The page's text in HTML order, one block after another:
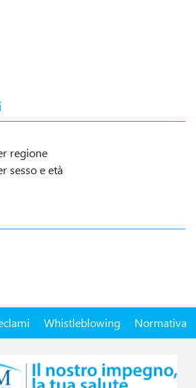
regione
sesso e età
Whistleblowing Normativa